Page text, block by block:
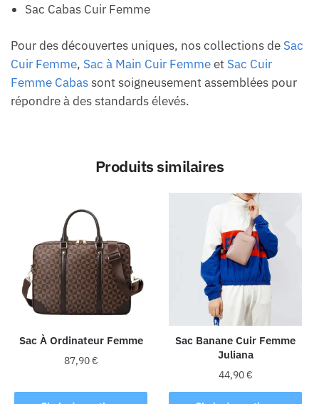
Sac Cabas Cuir Femme
Pour des découvertes uniques, nos collections de Sac
Cuir Femme, Sac à Main Cuir Femmeet Sac Cuir
Femme Cabassont soigneusement assemblées pour
répondre à des standards élevés.
Produits similaires
Sac À Ordinateur Femme
87,90€
Sac Banane Cuir Femme
Juliana
44,90€